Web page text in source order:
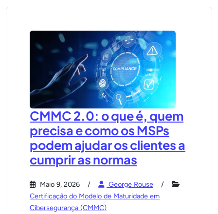
CMMC 2.0: o que é, quem
precisa e como os MSPs
podem ajudar os clientes a
cumprir as normas
Maio 9, 2026
George Rouse
Certificação do Modelo de Maturidade em
Cibersegurança (CMMC)